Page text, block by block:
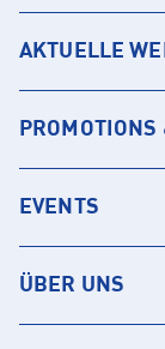
AKTUELLE
PROMOTIONS
EVENTS
ÜBER UNS